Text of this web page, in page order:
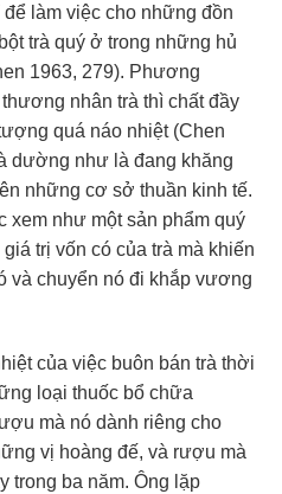
để làm việc cho những đồn
trà quý ở trong những hủ
1963, 279). Phương
thương nhân trà thì chất đầy
quá náo nhiệt (Chen
dường như là đang khăng
những cơ sở thuần kinh tế.
xem như một sản phẩm quý
giá trị vốn có của trà mà khiến
và chuyển nó đi khắp vương
của việc buôn bán trà thời
loại thuốc bổ chữa
mà nó dành riêng cho
vị hoàng đế, và rượu mà
trong ba năm. Ông lặp